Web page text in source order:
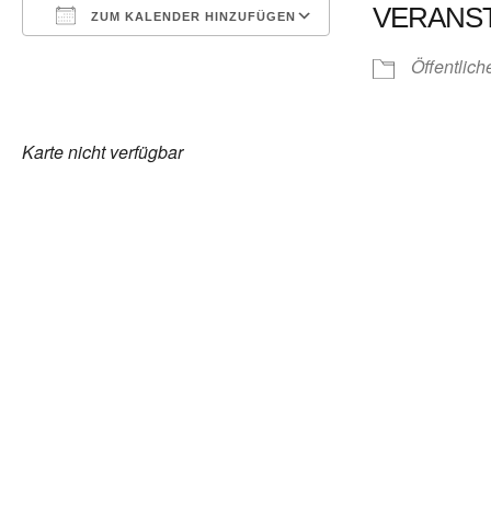
ZUM KALENDER HINZUFÜGEN
Karte nicht verfügbar